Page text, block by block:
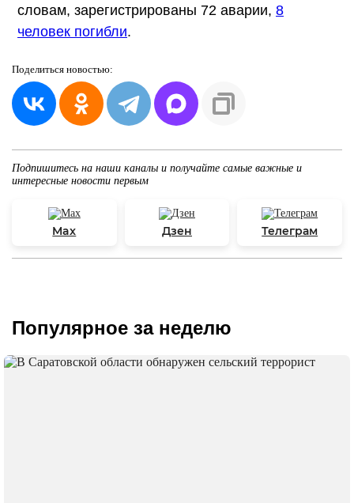
словам, зарегистрированы 72 аварии, 8
человек погибли.
Поделиться новостью:
Подпишитесь на наши каналы и получайте самые важные и
интересные новости первым
Max Дзен Телеграм
Популярное за неделю